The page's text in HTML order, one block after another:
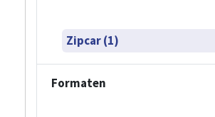
Zipcar (1)
Formaten